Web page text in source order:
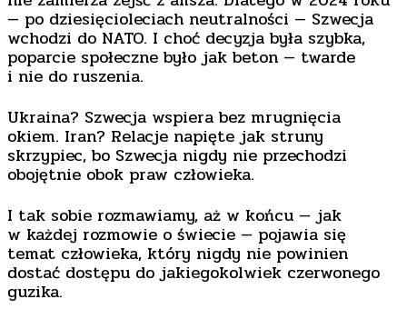
— po dziesięcioleciach neutralności — Szwecja
wchodzi do NATO. I choć decyzja była szybka,
poparcie społeczne było jak beton — twarde
i nie do ruszenia.
Ukraina? Szwecja wspiera bez mrugnięcia
okiem. Iran? Relacje napięte jak struny
skrzypiec, bo Szwecja nigdy nie przechodzi
obojętnie obok praw człowieka.
I tak sobie rozmawiamy, aż w końcu — jak
w każdej rozmowie o świecie — pojawia się
temat człowieka, który nigdy nie powinien
dostać dostępu do jakiegokolwiek czerwonego
guzika.